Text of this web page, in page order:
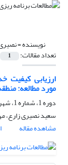
نویسنده =
تعداد مقالات: 1
ارزیابی کیفیت
مورد مطالعه:
دوره 1، شماره 1، شهریور 1400، صفحه
سعید نصیری زارع،
مشاهده مقاله